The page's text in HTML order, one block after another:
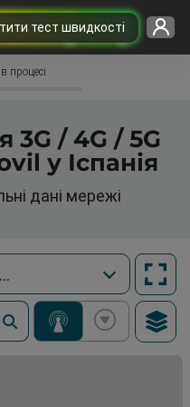
тест швидкості
процесі
3G / 4G / 5G
у Іспанія
дані мережі
Movistar Movil